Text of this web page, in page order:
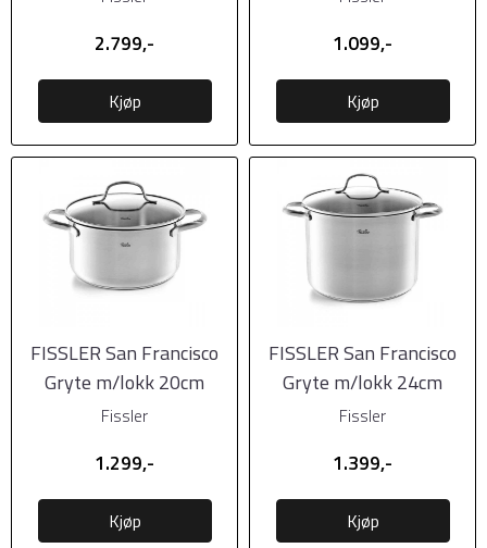
2.799,-
Kjøp
1.099,-
Kjøp
FISSLER San Francisco
Gryte m/lokk 20cm
Fissler
1.299,-
Kjøp
FISSLER San Francisco
Gryte m/lokk 24cm
Fissler
1.399,-
Kjøp